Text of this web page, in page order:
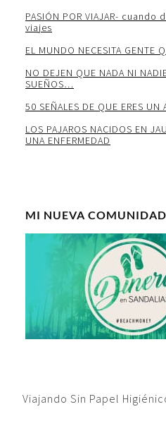
PASIÓN POR VIAJAR-
viajes
EL MUNDO NECESITA GENTE
NO DEJEN QUE NADA NI
SUEÑOS…
50 SEÑALES DE QUE ERES UN
LOS PAJAROS NACIDOS EN
UNA ENFERMEDAD
MI NUEVA COMUNIDAD
Viajando Sin Papel